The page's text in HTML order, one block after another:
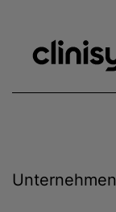
Unternehmen